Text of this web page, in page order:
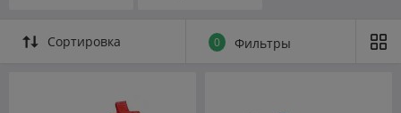
Сортировка 0 Фильтры